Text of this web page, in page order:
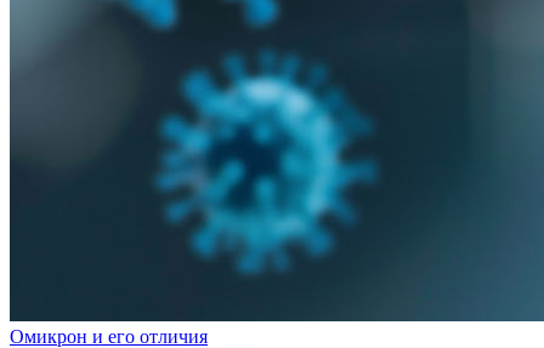
Омикрон и его отличия